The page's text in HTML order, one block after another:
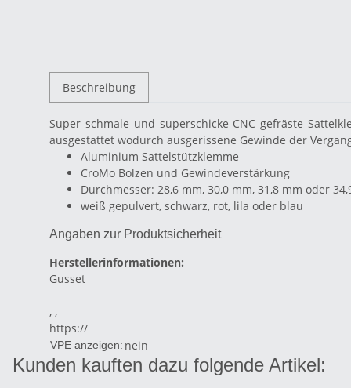
Beschreibung
Super schmale und superschicke CNC gefräste
ausgestattet wodurch ausgerissene Gewinde der
Aluminium Sattelstützklemme
CroMo Bolzen und Gewindeverstärkung
Durchmesser: 28,6 mm, 30,0 mm, 31,8 mm oder
weiß gepulvert, schwarz, rot, lila oder blau
Angaben zur Produktsicherheit
Herstellerinformationen:
Gusset
, ,
https://
VPE anzeigen: nein
Kunden kauften dazu folgende Artikel: